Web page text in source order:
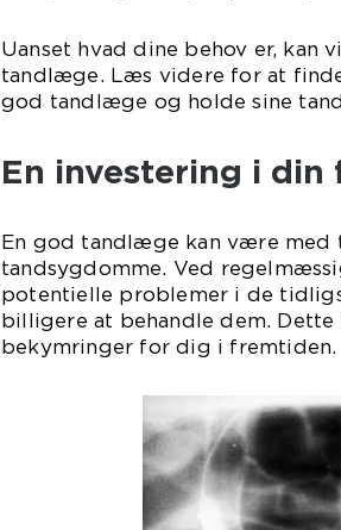
Uanset hvad dine behov er,
tandlæge. Læs videre for at
god tandlæge og holde sine
En investering i din
En god tandlæge kan være
tandsygdomme. Ved
potentielle problemer i de
billigere at behandle dem.
bekymringer for dig i fremtiden.